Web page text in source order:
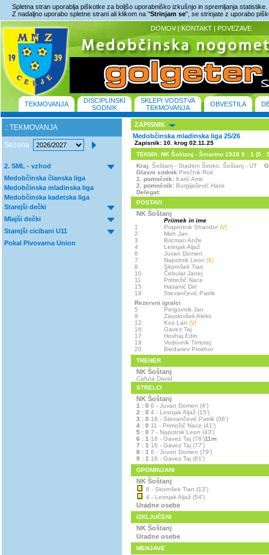
Spletna stran uporablja piškotke za boljšo uporabniško izkušnjo in spremljanja statistike.
Z nadaljno uporabo spletne strani ali klikom na "Strinjam se", se strinjate z uporabo
DOMOV | KONTAKT | POVEZAVE
TEKMOVANJA
DISCIPLINSKI
SODNIK
SKLEPI VODSTVA
TEKMOVANJA
OBVESTILA
.: TEKMOVANJA
Sezona
2. SML - vzhod
Medobčinska članska liga
Medobčinska mladinska liga
Medobčinska kadetska liga
Starejši dečki
Mlajši dečki
Starejši cicibani U11
Pokal Pivovarna Union
ZAPISNIK
Medobčinska mladinska liga 25/26
Zapisnik: 10. krog 02.11.25
TEKMA: NK Šoštanj - Šmartno 1928 9 : 1 (5 :
Kraj: Šoštanj - Stadion Široko, Šoštanj - UT
Glavni sodnik Pirečnik Rok
1. pomočnik: Karić Amir
2. pomočnik: Burgijašević Haris
Delegat:
POSTAVI
NK Šoštanj
Priimek in ime
1
Praprotnik Shandor (V)
2
Meh Jan
3
Bricman Anže
4
Lesnjak Aljaž
6
Juvan Domen
7
Napotnik Leon (K)
8
Skornšek Tian
10
Čebular Janej
11
Primožič Nace
15
Hasanić Din
18
Stevančević Patrik
Rezervni igralci
5
Pergovnik Jan
9
Zavolovšek Aleks
12
Kos Lan (V)
16
Gavez Taj
17
Hoxhaj Edin
19
Vodovnik Timotej
20
Biedariev Prokhor
TRENER
NK Šoštanj
Cafuta David
STRELCI
NK Šoštanj
1 : 0 6 - Juvan Domen (4')
2 : 0 4 - Lesnjak Aljaž (15')
3 : 0 18 - Stevančević Patrik (36')
4 : 0 11 - Primožič Nace (41')
5 : 0 7 - Napotnik Leon (43')
6 : 1 16 - Gavez Taj (76')11m
7 : 1 16 - Gavez Taj (77')
8 : 1 6 - Juvan Domen (79')
9 : 1 16 - Gavez Taj (81')
OPOMINJANI
NK Šoštanj
8 - Skornšek Tian (13')
4 - Lesnjak Aljaž (54')
Uradne osebe
IZKLJUČENI
NK Šoštanj
Uradne osebe
MENJAVE